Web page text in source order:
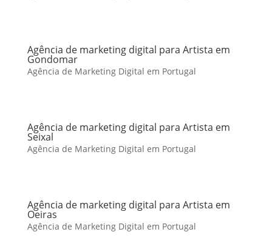
Agência de marketing digital para Artista em
Gondomar
Agência de Marketing Digital em Portugal
Agência de marketing digital para Artista em
Seixal
Agência de Marketing Digital em Portugal
Agência de marketing digital para Artista em
Oeiras
Agência de Marketing Digital em Portugal